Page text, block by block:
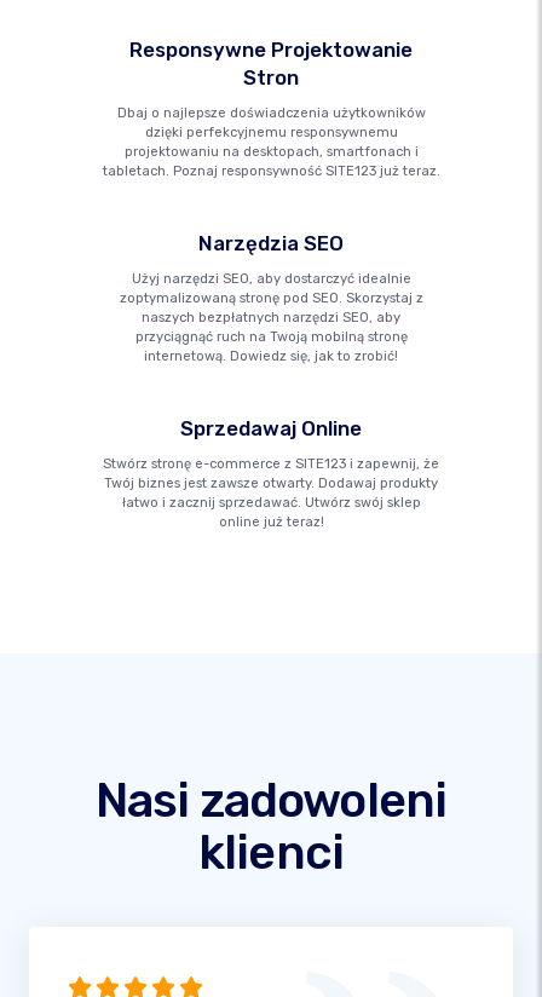
Responsywne Projektowanie
Stron
Dbaj o najlepsze doświadczenia użytkowników
dzięki perfekcyjnemu responsywnemu
projektowaniu na desktopach, smartfonach i
tabletach. Poznaj responsywność SITE123 już teraz.
Narzędzia SEO
Użyj narzędzi SEO, aby dostarczyć idealnie
zoptymalizowaną stronę pod SEO. Skorzystaj z
naszych bezpłatnych narzędzi SEO, aby
przyciągnąć ruch na Twoją mobilną stronę
internetową. Dowiedz się, jak to zrobić!
Sprzedawaj Online
Stwórz stronę e-commerce z SITE123 i zapewnij, że
Twój biznes jest zawsze otwarty. Dodawaj produkty
łatwo i zacznij sprzedawać. Utwórz swój sklep
online już teraz!
Nasi zadowoleni
klienci